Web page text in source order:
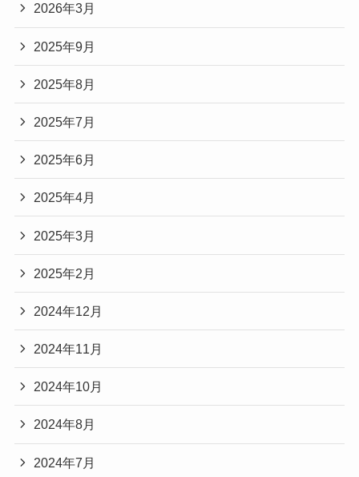
2026年3月
2025年9月
2025年8月
2025年7月
2025年6月
2025年4月
2025年3月
2025年2月
2024年12月
2024年11月
2024年10月
2024年8月
2024年7月